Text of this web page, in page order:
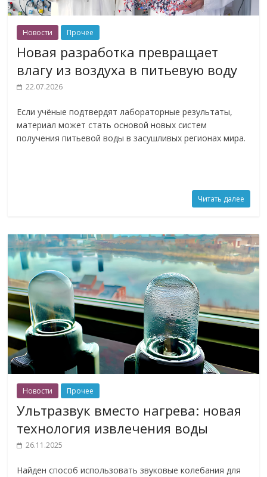
Новости Прочее
Новая разработка превращает
влагу из воздуха в питьевую воду
22.07.2026
Если учёные подтвердят лабораторные результаты,
материал может стать основой новых систем
получения питьевой воды в засушливых регионах мира.
Читать далее
Новости Прочее
Ультразвук вместо нагрева: новая
технология извлечения воды
26.11.2025
Найден способ использовать звуковые колебания для